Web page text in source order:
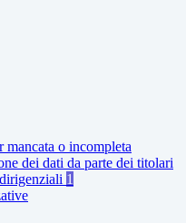
mancata o incompleta
dei dati da parte dei titolari
1